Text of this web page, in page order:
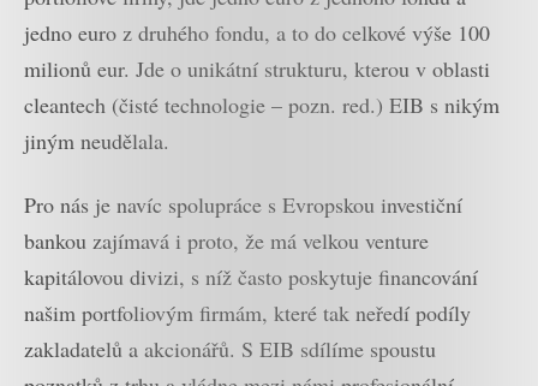
jedno euro z druhého fondu, a to do celkové výše 100
milionů eur. Jde o unikátní strukturu, kterou v oblasti
cleantech (čisté technologie – pozn. red.) EIB s nikým
jiným neudělala.
Pro nás je navíc spolupráce s Evropskou investiční
bankou zajímavá i proto, že má velkou venture
kapitálovou divizi, s níž často poskytuje financování
našim portfoliovým firmám, které tak neředí podíly
zakladatelů a akcionářů. S EIB sdílíme spoustu